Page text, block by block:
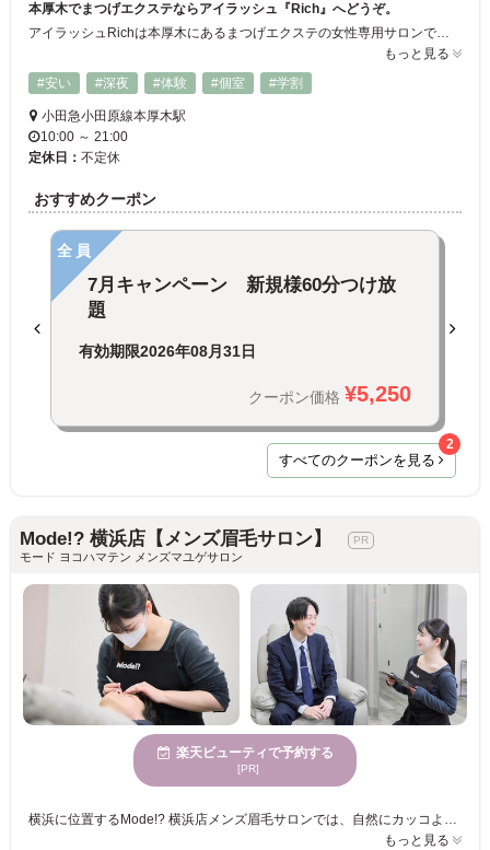
本厚木でまつげエクステならアイラッシュ『Rich』へどうぞ。
アイラッシュRichは本厚木にあるまつげエクステの女性専用サロンです。 予約優先なので他のお客さまを気にせずおくつろぎ頂けます。 洗練された技術を持つスタッフが、貴女のまつげをもっと長く、 爪をもっと美しく。 お気軽にご来店ください。
もっと見る
#安い
#深夜 #体験 #個室 #学割
小田急小田原線本厚木駅
10:00 ～ 21:00
定休日： 不定休
おすすめクーポン
全員
7月キャンペーン 新規様60分つけ放
題
有効期限2026年08月31日
クーポン価格 ¥5,250
すべてのクーポンを見る
2
Mode!? 横浜店【メンズ眉毛サロン】
モード ヨコハマテン メンズマユゲサロン
楽天ビューティで予約する
[PR]
横浜に位置するMode!? 横浜店メンズ眉毛サロンでは、自然にカッコよく仕上げる独自の眉毛パーマ技法を体験できます。美容師免許を持つ熟練のスタッフが、多様なデザインを提案し、お客様の望むスタイルを実現。広々としたストレスを解消できる空間で、心身を休めながら施術を受けることができます。男性の肌に特化したフェイシャルメニューや炭酸パック、毛穴クレンジング、フェイスワックスなどの追加オプションもあり、幅広い年齢層にご利用いただいています。眉毛だけでなく、トータルで魅力的な自分を目指せるサロン体験をぜひお楽しみください。
もっと見る